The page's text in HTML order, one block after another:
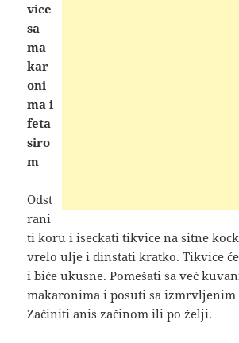
vice
sa
ma
kar
oni
ma i
feta
siro
m
Odst
rani
ti koru i iseckati tikvice na sitne
vrelo ulje i dinstati kratko. Tikvice
i biće ukusne. Pomešati sa već
makaronima i posuti sa izmrvljenim
Začiniti anis začinom ili po želji.